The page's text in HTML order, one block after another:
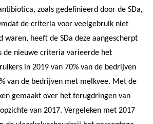
zoals gedefinieerd door de SDa,
de criteria voor veelgebruik niet
waren, heeft de SDa deze aangescherpt
de nieuwe criteria varieerde het
in 2019 van 70% van de bedrijven
van de bedrijven met melkvee. Met de
gemaakt over het terugdringen van
van 2017. Vergeleken met 2017